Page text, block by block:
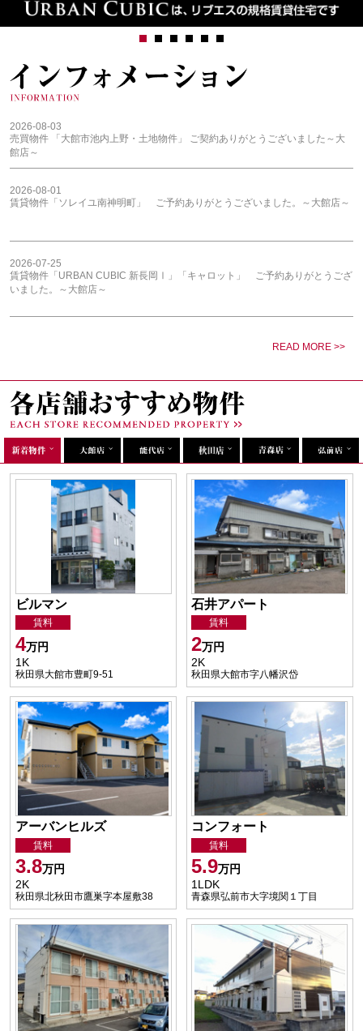
2026-08-03
売買物件 「大館市池内上野・土地物件」 ご契約ありがとうございました～大
館店～
2026-08-01
賃貸物件「ソレイユ南神明町」 ご予約ありがとうございました。～大館店～
2026-07-25
賃貸物件「URBAN CUBIC 新長岡Ⅰ」「キャロット」 ご予約ありがとうござ
いました。～大館店～
READ MORE >>
ビルマン
賃料
4万円
1K
秋田県大館市豊町9-51
石井アパート
賃料
2万円
2K
秋田県大館市字八幡沢岱
アーバンヒルズ
賃料
3.8万円
2K
秋田県北秋田市鷹巣字本屋敷38
コンフォート
賃料
5.9万円
1LDK
青森県弘前市大字境関１丁目